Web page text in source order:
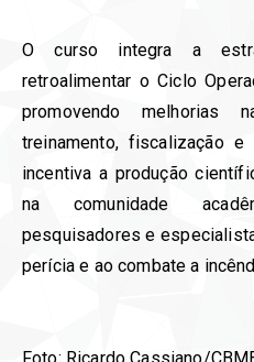
O curso integra a
retroalimentar o Ciclo
promovendo melhorias
treinamento, fiscalização e
incentiva a produção
na comunidade
pesquisadores e
perícia e ao combate a
Foto: Ricardo Cassiano/